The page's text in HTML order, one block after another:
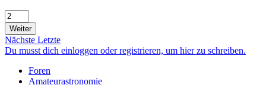
Weiter
Nächste Letzte
Du musst dich einloggen oder registrieren, um hier zu schreiben.
Foren
Amateurastronomie